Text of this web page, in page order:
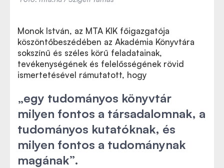
Monok István, az MTA KIK főigazgatója
köszöntőbeszédében az Akadémia Könyvtára
sokszínű és széles körű feladatainak,
tevékenységének és felelősségének rövid
ismertetésével rámutatott, hogy
„egy tudományos könyvtár
milyen fontos a társadalomnak, a
tudományos kutatóknak, és
milyen fontos a tudománynak
magának”.